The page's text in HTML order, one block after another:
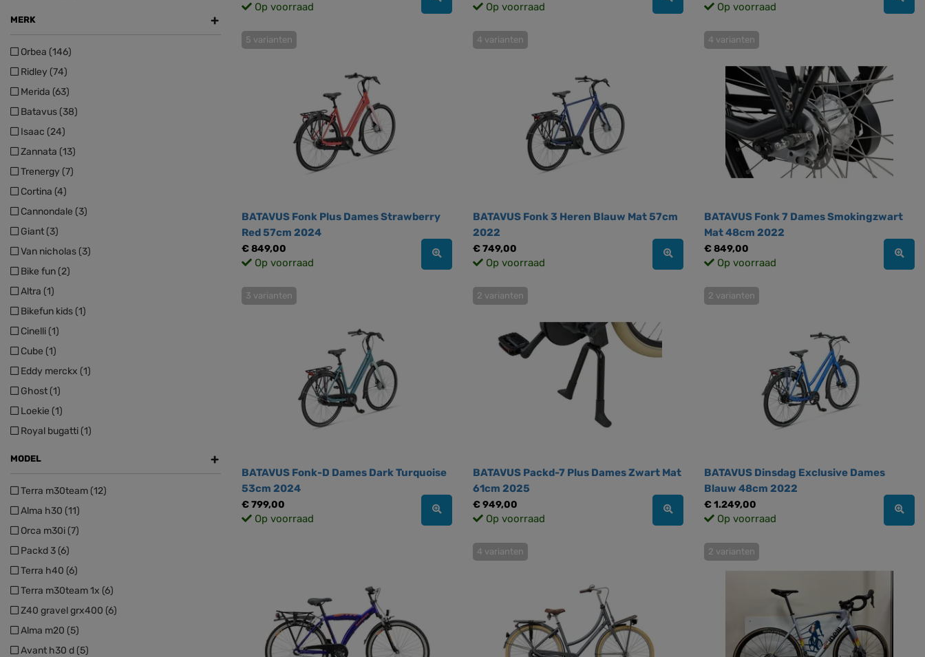
MERK +
Orbea (146)
Ridley (74)
Merida (63)
Batavus (38)
Isaac (24)
Zannata (13)
Trenergy (7)
Cortina (4)
Cannondale (3)
Giant (3)
Van nicholas (3)
Bike fun (2)
Altra (1)
Bikefun kids (1)
Cinelli (1)
Cube (1)
Eddy merckx (1)
Ghost (1)
Loekie (1)
Royal bugatti (1)
MODEL +
Terra m30team (12)
Alma h30 (11)
Orca m30i (7)
Packd 3 (6)
Terra h40 (6)
Terra m30team 1x (6)
Z40 gravel grx400 (6)
Alma m20 (5)
Avant h30 d (5)
Op voorraad Op voorraad Op voorraad
BATAVUS Fonk Plus Dames Strawberry
Red 57cm 2024
5 varianten
€ 849,00
Op voorraad
BATAVUS Fonk 3 Heren Blauw Mat 57cm
2022
4 varianten
€ 749,00
Op voorraad
BATAVUS Fonk 7 Dames Smokingzwart
Mat 48cm 2022
4 varianten
€ 849,00
Op voorraad
BATAVUS Fonk-D Dames Dark Turquoise
53cm 2024
3 varianten
€ 799,00
Op voorraad
BATAVUS Packd-7 Plus Dames Zwart Mat
61cm 2025
2 varianten
€ 949,00
Op voorraad
BATAVUS Dinsdag Exclusive Dames
Blauw 48cm 2022
2 varianten
€ 1.249,00
Op voorraad
4 varianten 2 varianten